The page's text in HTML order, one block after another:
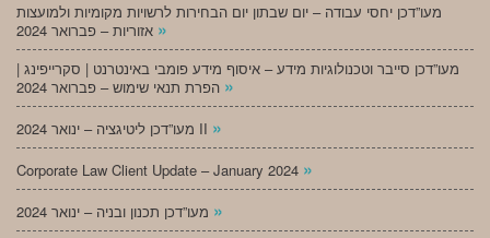
מעו”דכן יחסי עבודה – יום שבתון יום הבחירות לרשויות מקומיות ולמועצות
»
מעו”דכן סייבר וטכנולוגיות מידע – איסוף מידע פומבי באינטרנט | סקרייפינג |
»
מעו”דכן ליטיגציה – ינואר 2024 II »
Corporate Law Client Update – January 2024 »
»